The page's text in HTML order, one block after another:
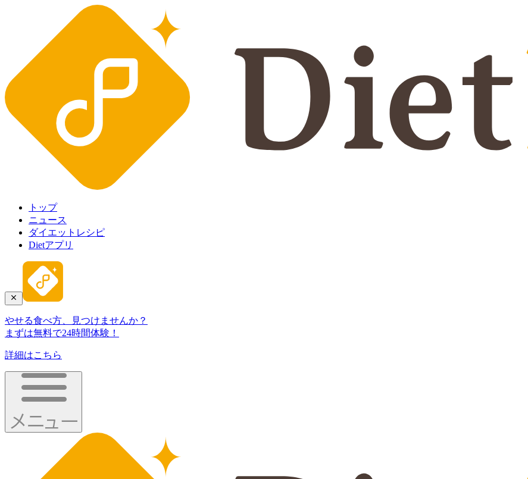
トップ
ニュース
ダイエットレシピ
Dietアプリ
やせる食べ方、見つけませんか？
まずは無料で24時間体験！
詳細はこちら